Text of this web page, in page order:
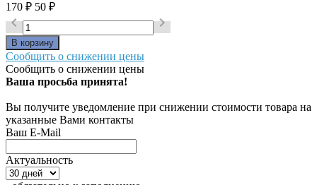
170 ₽ 50 ₽
 
Сообщить о снижении цены
Сообщить о снижении цены
Ваша просьба принята!
Вы получите уведомление при снижении стоимости товара на
указанные Вами контакты
Ваш E-Mail
Актуальность